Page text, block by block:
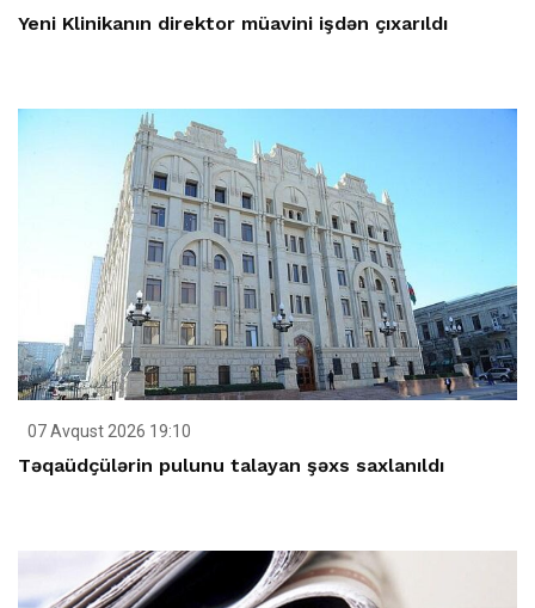
Yeni Klinikanın direktor müavini işdən çıxarıldı
07 Avqust 2026 19:10
Təqaüdçülərin pulunu talayan şəxs saxlanıldı